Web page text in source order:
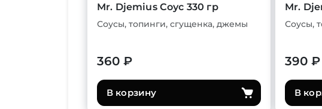
Mr. Djemius Соус 330 гр
Соусы, топинги, сгущенка, джемы
360 ₽
В корзину
Mr.
Соусы,
390 ₽
В